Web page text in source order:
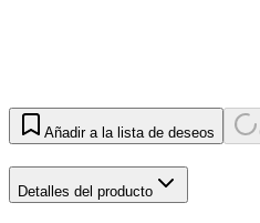
Añadir a la lista de deseos
Detalles del producto